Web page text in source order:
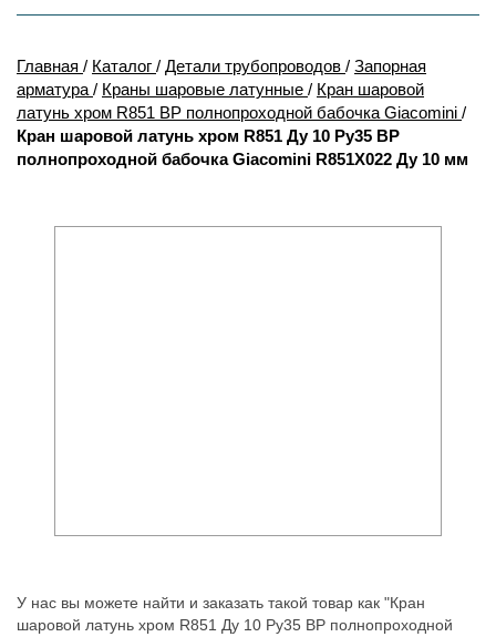
Главная / Каталог / Детали трубопроводов / Запорная
арматура / Краны шаровые латунные / Кран шаровой
латунь хром R851 ВР полнопроходной бабочка Giacomini /
Кран шаровой латунь хром R851 Ду 10 Ру35 ВР
полнопроходной бабочка Giacomini R851X022 Ду 10 мм
У нас вы можете найти и заказать такой товар как "Кран
шаровой латунь хром R851 Ду 10 Ру35 ВР полнопроходной